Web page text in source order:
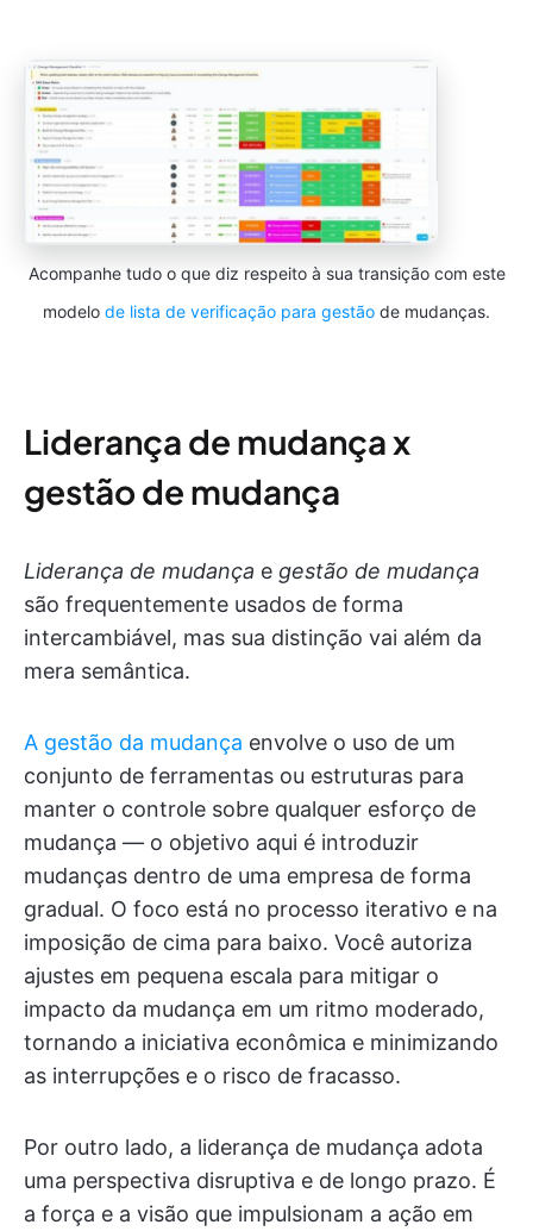
Acompanhe tudo o que diz respeito à sua transição com este
modelo de lista de verificação para gestão de mudanças.
Liderança de mudança x
gestão de mudança
Liderança de mudança e gestão de mudança
são frequentemente usados de forma
intercambiável, mas sua distinção vai além da
mera semântica.
A gestão da mudança envolve o uso de um
conjunto de ferramentas ou estruturas para
manter o controle sobre qualquer esforço de
mudança — o objetivo aqui é introduzir
mudanças dentro de uma empresa de forma
gradual. O foco está no processo iterativo e na
imposição de cima para baixo. Você autoriza
ajustes em pequena escala para mitigar o
impacto da mudança em um ritmo moderado,
tornando a iniciativa econômica e minimizando
as interrupções e o risco de fracasso.
Por outro lado, a liderança de mudança adota
uma perspectiva disruptiva e de longo prazo. É
a força e a visão que impulsionam a ação em